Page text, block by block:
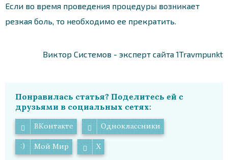
Если во время проведения процедуры возникает
резкая боль, то необходимо ее прекратить.
Виктор Системов - эксперт сайта 1Travmpunkt
Понравилась статья? Поделитесь ей с
друзьями в социальных сетях:
ВКонтакте Одноклассники
Мой Мир X